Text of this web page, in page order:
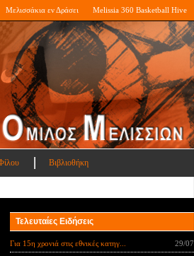
Μελισσάκια εν Δράσει Melissia 360 Basketball Hive
Βιβλιοθήκη
Τελευταίες Ειδήσεις
Για 15η χρονιά στις εθνικές κατηγ... 29/07